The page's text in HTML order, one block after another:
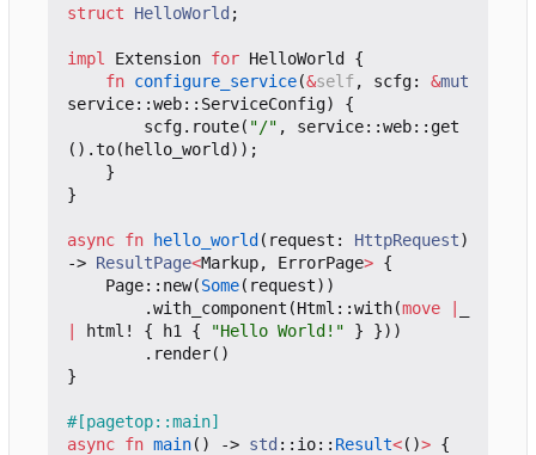
struct HelloWorld ;
impl Extension for HelloWorld
{
fn configure_service(&self , scfg: &mut
service::web:: ServiceConfig)
{
scfg. route( "/" , service::web:: get
().to( hello_world ));
}
}
async fn hello_world ( request : HttpRequest)
-> ResultPage<Markup, ErrorPage> {
Page:: new(Some( request))
.with_component (Html ::with(move
html! { h1 { "Hello World!" }
}))
. render()
}
#[pagetop::main]
async fn main() -> std :: io:: Result<()> {